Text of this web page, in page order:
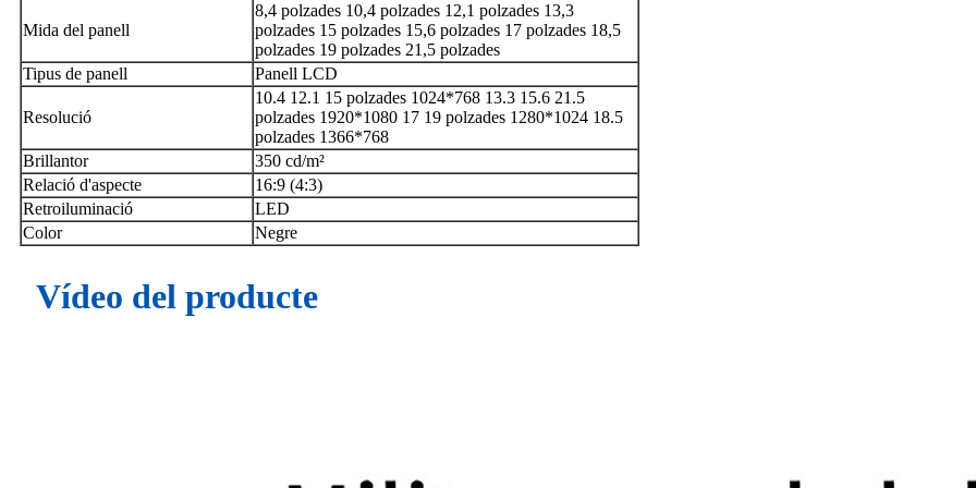
Mida del panell
8,4 polzades 10,4 polzades 12,1 polzades 13,3
polzades 15 polzades 15,6 polzades 17 polzades 18,5
polzades 19 polzades 21,5 polzades
Tipus de panell
Panell LCD
Resolució
10.4 12.1 15 polzades 1024*768 13.3 15.6 21.5
polzades 1920*1080 17 19 polzades 1280*1024 18.5
polzades 1366*768
Brillantor
350 cd/m²
Relació d'aspecte
16:9 (4:3)
Retroiluminació
LED
Color
Negre
Vídeo del producte